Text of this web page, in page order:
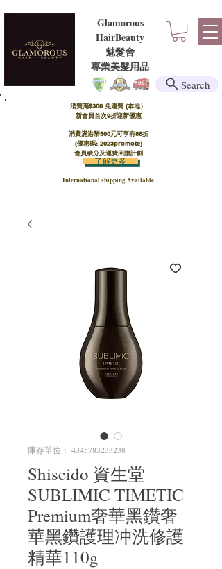
Glamorous
HairBeauty
魅髮舍
​​專業美髮用品
消費滿$300 免運費 (本地）​
新會員首次9折迎新優惠
消費滿港幣500元可享有88折
(優惠碼: 2023promote)
會員積分及運費回贈計劃
International shipping Available
了解更多
Search
庫存單位： 4345783233238
Shiseido 資生堂
SUBLIMIC TIMETIC
Premium奢華黑鑽奢
華黑鑽護理冲洗修護
精華110g